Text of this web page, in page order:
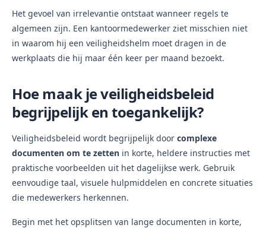
Het gevoel van irrelevantie ontstaat wanneer regels te
algemeen zijn. Een kantoormedewerker ziet misschien niet
in waarom hij een veiligheidshelm moet dragen in de
werkplaats die hij maar één keer per maand bezoekt.
Hoe maak je veiligheidsbeleid
begrijpelijk en toegankelijk?
Veiligheidsbeleid wordt begrijpelijk door complexe
documenten om te zetten in korte, heldere instructies met
praktische voorbeelden uit het dagelijkse werk. Gebruik
eenvoudige taal, visuele hulpmiddelen en concrete situaties
die medewerkers herkennen.
Begin met het opsplitsen van lange documenten in korte,